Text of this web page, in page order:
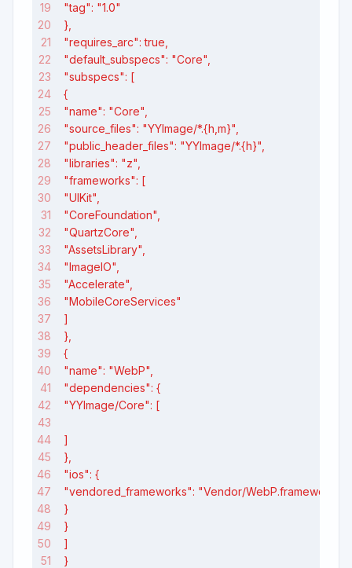
"tag": "1.0"
},
"requires_arc": true,
"default_subspecs": "Core",
"subspecs": [
{
"name": "Core",
"source_files": "YYImage/*.{h,m}",
"public_header_files": "YYImage/*.{h}",
"libraries": "z",
"frameworks": [
"UIKit",
"CoreFoundation",
"QuartzCore",
"AssetsLibrary",
"ImageIO",
"Accelerate",
"MobileCoreServices"
]
},
{
"name": "WebP",
"dependencies": {
"YYImage/Core": [
]
},
"ios": {
"vendored_frameworks": "Vendor/WebP.framework"
}
}
]
}